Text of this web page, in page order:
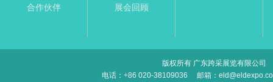
合作伙伴
展会回顾
版权所有 广东跨采展览有限公司
电话：+86 020-38109036
邮箱：